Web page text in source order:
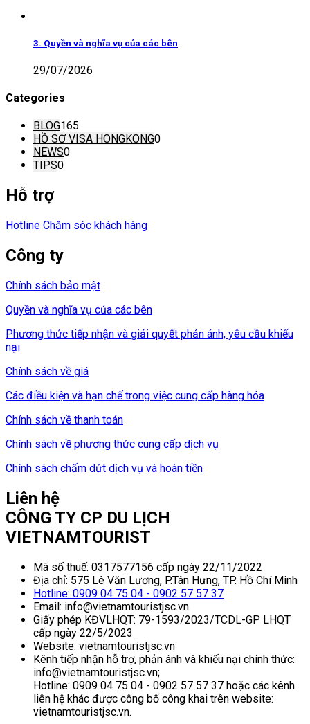
3. Quyền và nghĩa vụ của các bên
29/07/2026
Categories
BLOG165
HỒ SƠ VISA HONGKONG0
NEWS0
TIPS0
Hỗ trợ
Hotline Chăm sóc khách hàng
Công ty
Chính sách bảo mật
Quyền và nghĩa vụ của các bên
Phương thức tiếp nhận và giải quyết phản ánh, yêu cầu khiếu
nại
Chính sách về giá
Các điều kiện và hạn chế trong việc cung cấp hàng hóa
Chính sách về thanh toán
Chính sách về phương thức cung cấp dịch vụ
Chính sách chấm dứt dịch vụ và hoàn tiền
Liên hệ
CÔNG TY CP DU LỊCH
VIETNAMTOURIST
Mã số thuế: 0317577156 cấp ngày 22/11/2022
Địa chỉ: 575 Lê Văn Lương, P.Tân Hưng, TP. Hồ Chí Minh
Hotline: 0909 04 75 04 - 0902 57 57 37
Email: info@vietnamtouristjsc.vn
Giấy phép KĐVLHQT: 79-1593/2023/TCDL-GP LHQT
cấp ngày 22/5/2023
Website: vietnamtouristjsc.vn
Kênh tiếp nhận hỗ trợ, phản ánh và khiếu nại chính thức:
info@vietnamtouristjsc.vn;
Hotline: 0909 04 75 04 - 0902 57 57 37 hoặc các kênh
liên hệ khác được công bố công khai trên website:
vietnamtouristjsc.vn.